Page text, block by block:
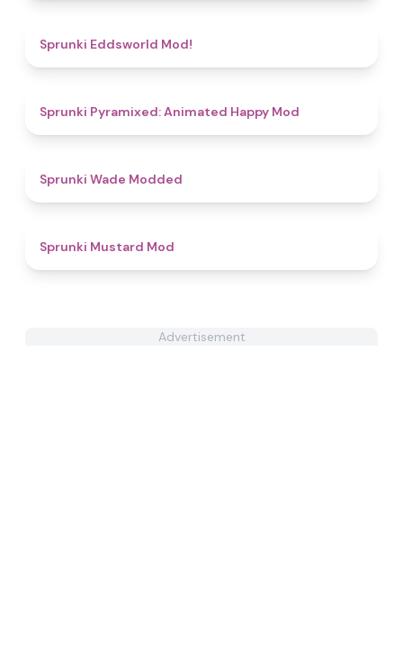
Sprunki Eddsworld Mod!
Sprunki Pyramixed: Animated Happy Mod
Sprunki Wade Modded
Sprunki Mustard Mod
Advertisement